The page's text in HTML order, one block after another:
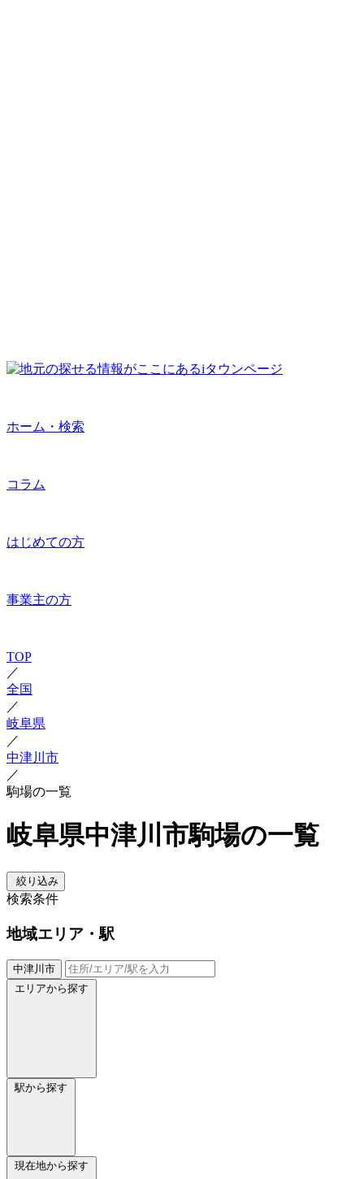
ホーム・検索
コラム
はじめての方
事業主の方
TOP
／
全国
／
岐阜県
／
中津川市
／
駒場の一覧
岐阜県中津川市駒場の一覧
絞り込み
検索条件
地域エリア・駅
中津川市
エリアから探す
駅から探す
現在地から探す